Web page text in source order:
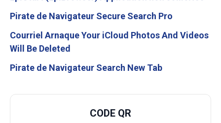
Pirate de Navigateur Secure Search Pro
Courriel Arnaque Your iCloud Photos And Videos
Will Be Deleted
Pirate de Navigateur Search New Tab
CODE QR